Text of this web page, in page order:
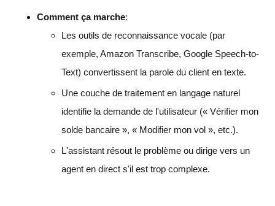
Comment ça marche:
Les outils de reconnaissance vocale (par
exemple, Amazon Transcribe, Google Speech-to-
Text) convertissent la parole du client en texte.
Une couche de traitement en langage naturel
identifie la demande de l'utilisateur (« Vérifier mon
solde bancaire », « Modifier mon vol », etc.).
L'assistant résout le problème ou dirige vers un
agent en direct s'il est trop complexe.